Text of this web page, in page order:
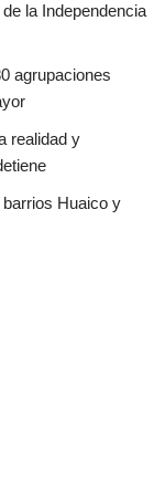
la Independencia
agrupaciones
realidad y
Huaico y